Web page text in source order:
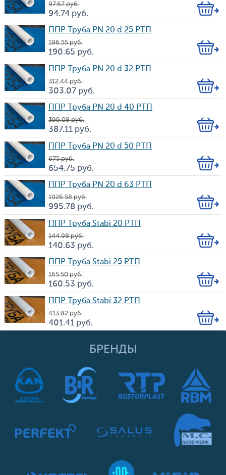
Цена
97.67 руб.
94.74 руб.
Кол-
во
ППР Труба PN 20 d 25 РТП
Цена
196.55 руб.
190.65 руб.
Кол-
во
ППР Труба PN 20 d 32 РТП
Цена
312.44 руб.
303.07 руб.
Кол-
во
ППР Труба PN 20 d 40 РТП
Цена
399.08 руб.
387.11 руб.
Кол-
во
ППР Труба PN 20 d 50 РТП
Цена
675 руб.
654.75 руб.
Кол-
во
ППР Труба PN 20 d 63 РТП
Цена
1 026.58 руб.
995.78 руб.
Кол-
во
ППР Труба Stabi 20 РТП
Цена
144.98 руб.
140.63 руб.
Кол-
во
ППР Труба Stabi 25 РТП
Цена
165.50 руб.
160.53 руб.
Кол-
во
ППР Труба Stabi 32 РТП
Цена
413.82 руб.
401.41 руб.
Кол-
во
БРЕНДЫ